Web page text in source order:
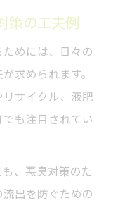
策の工夫例
めには、日々の
求められます。
サイクル、液肥
も注目されてい
、悪臭対策のた
出を防ぐための